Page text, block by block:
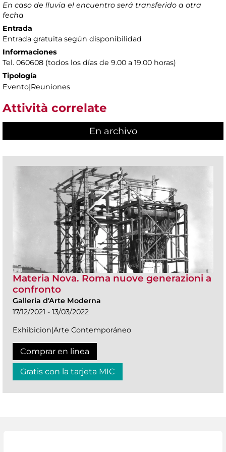
En caso de lluvia el encuentro será transferido a otra
fecha
Entrada
Entrada gratuita según disponibilidad
Informaciones
Tel. 060608 (todos los días de 9.00 a 19.00 horas)
Tipología
Evento|Reuniones
Attività correlate
En archivo
Materia Nova. Roma nuove generazioni a
confronto
Galleria d'Arte Moderna
17/12/2021 - 13/03/2022
Exhibicion|Arte Contemporáneo
Comprar en linea
Gratis con la tarjeta MIC